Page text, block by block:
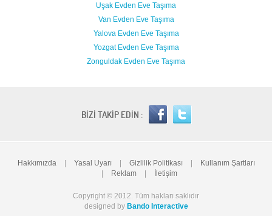
Uşak Evden Eve Taşıma
Van Evden Eve Taşıma
Yalova Evden Eve Taşıma
Yozgat Evden Eve Taşıma
Zonguldak Evden Eve Taşıma
BİZİ TAKİP EDİN :
Hakkımızda | Yasal Uyarı | Gizlilik Politikası |
Kullanım Şartları
|
Reklam | İletişim
Copyright © 2012. Tüm hakları saklıdır
designed by Bando Interactive